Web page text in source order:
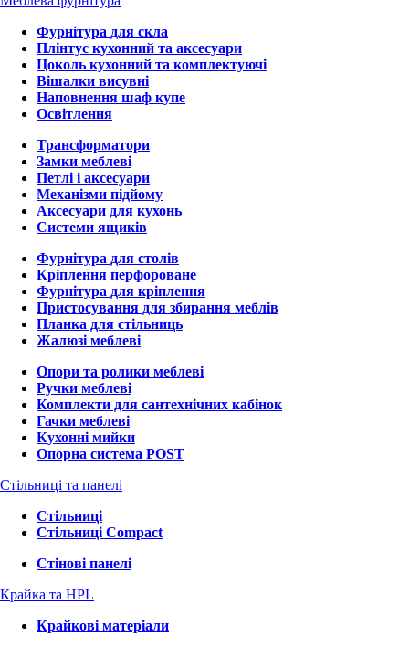
Фурнітура для скла
Плінтус кухонний та аксесуари
Цоколь кухонний та комплектуючі
Вішалки висувні
Наповнення шаф купе
Освітлення
Трансформатори
Замки меблеві
Петлі і аксесуари
Механізми підйому
Аксесуари для кухонь
Системи ящиків
Фурнітура для столів
Кріплення перфороване
Фурнітура для кріплення
Пристосування для збирання меблів
Планка для стільниць
Жалюзі меблеві
Опори та ролики меблеві
Ручки меблеві
Комплекти для сантехнічних кабінок
Гачки меблеві
Кухонні мийки
Опорна система POST
Стільниці та панелі
Стільниці
Стільниці Compact
Стінові панелі
Крайка та HPL
Крайкові матеріали